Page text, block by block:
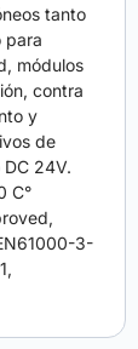
tanto
para
módulos
contra
y
de
24V.
C°
3-